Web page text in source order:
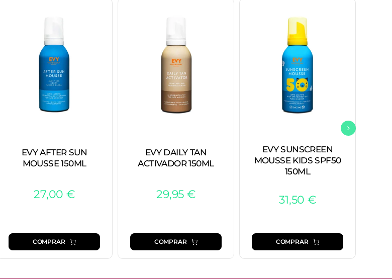
EVY AFTER SUN
MOUSSE 150ML
27,00 €
COMPRAR
EVY DAILY TAN
ACTIVADOR 150ML
29,95 €
COMPRAR
EVY SUNSCREEN
MOUSSE KIDS SPF50
150ML
31,50 €
COMPRAR